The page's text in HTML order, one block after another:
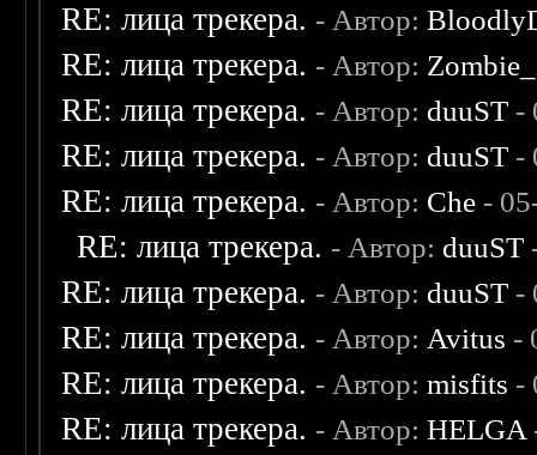
RE: лица трекера. - Автор:
RE: лица трекера. - Автор:
RE: лица трекера. - Автор: duuST -
RE: лица трекера. - Автор: duuST -
RE: лица трекера. - Автор: Che -
RE: лица трекера. - Автор: duuST
RE: лица трекера. - Автор: duuST -
RE: лица трекера. - Автор: Avitus -
RE: лица трекера. - Автор:misfits -
RE: лица трекера. - Автор:HELGA